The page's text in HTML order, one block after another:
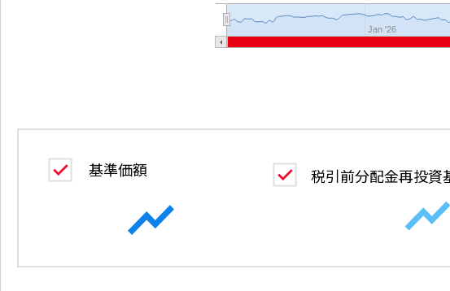
Jan '26
基準価額 税引前分配金再投資